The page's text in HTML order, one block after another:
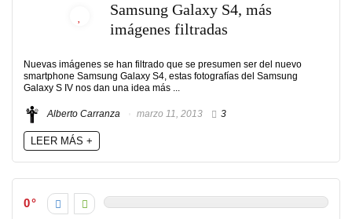
Samsung Galaxy S4, más
imágenes filtradas
Nuevas imágenes se han filtrado que se presumen ser del nuevo
smartphone Samsung Galaxy S4, estas fotografías del Samsung
Galaxy S IV nos dan una idea más ...
Alberto Carranza marzo 11, 2013 3
LEER MÁS +
0